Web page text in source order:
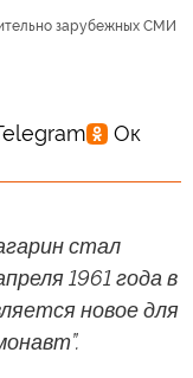
зарубежных СМИ
стал
1961 года в
новое для